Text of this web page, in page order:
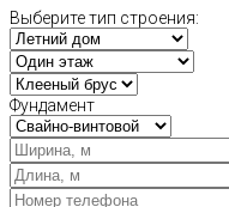
Выберите тип строения:
Фундамент